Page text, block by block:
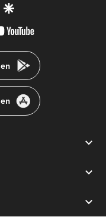
twittergoogle
youtube-